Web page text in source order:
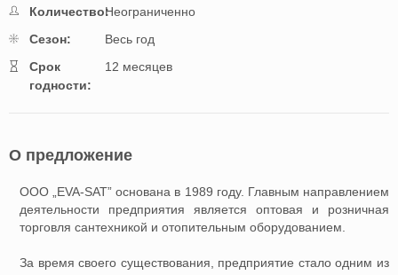
Количество:Неограниченно
Cезон:
Весь год
Cрок
годности:
12 месяцев
О предложение
ООО „EVA-SAT” основана в 1989 году. Главным направлением
деятельности предприятия является оптовая и розничная
торговля сантехникой и отопительным оборудованием.
За время своего существования, предприятие стало одним из